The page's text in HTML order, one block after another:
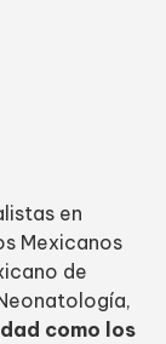
en
Mexicanos
de
como los